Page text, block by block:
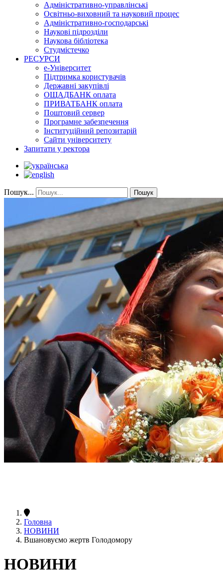
Адміністративно-управлінські
Освітньо-виховний та науковий процес
Адміністративно-господарські
Наукові підрозділи
Наукова бібліотека
Студмістечко
РЕСУРСИ
е-Університет
Підтримка користувачів
Державні закупівлі
ОЩАДБАНК оплата
ПРИВАТБАНК оплата
Поштовий сервер
Програмне забезпечення
Інституційний репозитарій
Сайти університету
Запитати у ректора
Пошук... Пошук
Головна
НОВИНИ
Вшановуємо жертв Голодомору
НОВИНИ